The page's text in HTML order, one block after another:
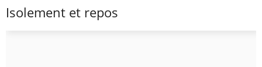
Isolement et repos